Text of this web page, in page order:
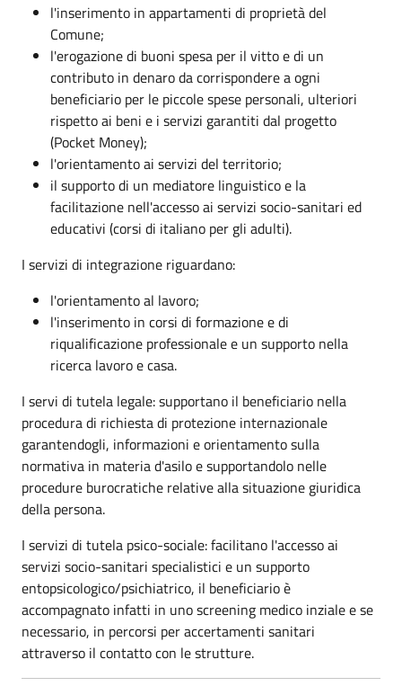
l'inserimento in appartamenti di proprietà del
Comune;
l'erogazione di buoni spesa per il vitto e di un
contributo in denaro da corrispondere a ogni
beneficiario per le piccole spese personali, ulteriori
rispetto ai beni e i servizi garantiti dal progetto
(Pocket Money);
l'orientamento ai servizi del territorio;
il supporto di un mediatore linguistico e la
facilitazione nell'accesso ai servizi socio-sanitari ed
educativi (corsi di italiano per gli adulti).
I servizi di integrazione riguardano:
l'orientamento al lavoro;
l'inserimento in corsi di formazione e di
riqualificazione professionale e un supporto nella
ricerca lavoro e casa.
I servi di tutela legale: supportano il beneficiario nella
procedura di richiesta di protezione internazionale
garantendogli, informazioni e orientamento sulla
normativa in materia d'asilo e supportandolo nelle
procedure burocratiche relative alla situazione giuridica
della persona.
I servizi di tutela psico-sociale: facilitano l'accesso ai
servizi socio-sanitari specialistici e un supporto
entopsicologico/psichiatrico, il beneficiario è
accompagnato infatti in uno screening medico inziale e se
necessario, in percorsi per accertamenti sanitari
attraverso il contatto con le strutture.